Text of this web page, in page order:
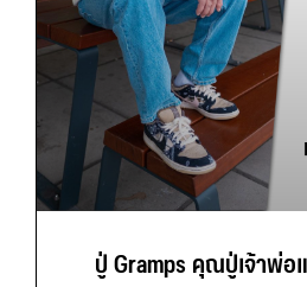
ปู่ Gramps คุณปู่เจ้าพ่